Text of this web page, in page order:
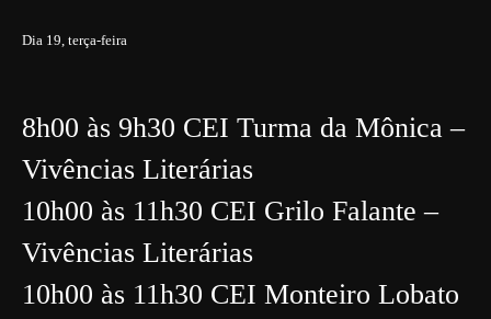
Dia 19, terça-feira
8h00 às 9h30 CEI Turma da Mônica –
Vivências Literárias
10h00 às 11h30 CEI Grilo Falante –
Vivências Literárias
10h00 às 11h30 CEI Monteiro Lobato